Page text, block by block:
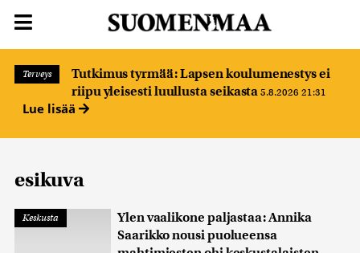
Terveys
Tutkimus tyrmää: Lapsen koulumenestys ei
riipu yleisesti luullusta seikasta 5.8.2026 21:31
Lue lisää
esikuva
Keskusta
Ylen vaalikone paljastaa: Annika
Saarikko nousi puolueensa